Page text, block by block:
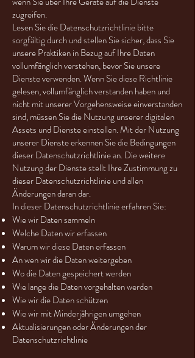
zugreifen.
Lesen Sie die Datenschutzrichtlinie bitte
sorgfältig durch und stellen Sie sicher, dass Sie
unsere Praktiken in Bezug auf Ihre Daten
vollumfänglich verstehen, bevor Sie unsere
Dienste verwenden. Wenn Sie diese Richtlinie
gelesen, vollumfänglich verstanden haben und
nicht mit unserer Vorgehensweise einverstanden
sind, müssen Sie die Nutzung unserer digitalen
Assets und Dienste einstellen. Mit der Nutzung
unserer Dienste erkennen Sie die Bedingungen
dieser Datenschutzrichtlinie an. Die weitere
Nutzung der Dienste stellt Ihre Zustimmung zu
dieser Datenschutzrichtlinie und allen
Änderungen daran dar.
In dieser Datenschutzrichtlinie erfahren Sie:
Wie wir Daten sammeln
Welche Daten wir erfassen
Warum wir diese Daten erfassen
An wen wir die Daten weitergeben
Wo die Daten gespeichert werden
Wie lange die Daten vorgehalten werden
Wie wir die Daten schützen
Wie wir mit Minderjährigen umgehen
Aktualisierungen oder Änderungen der
Datenschutzrichtlinie